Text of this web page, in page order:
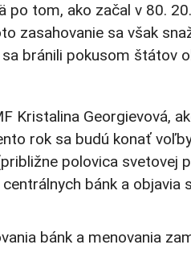
po tom, ako začal v 80.
zasahovanie sa však
bránili pokusom štátov
Kristalina Georgievová,
rok sa budú konať
polovica svetovej
bánk a objavia
bánk a menovania